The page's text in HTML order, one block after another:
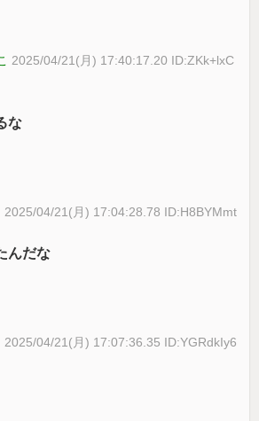
2025/04/21(月) 17:40:17.20 ID:ZKk+lxC
な
2025/04/21(月) 17:04:28.78 ID:H8BYMmt
んだな
2025/04/21(月) 17:07:36.35 ID:YGRdkIy6